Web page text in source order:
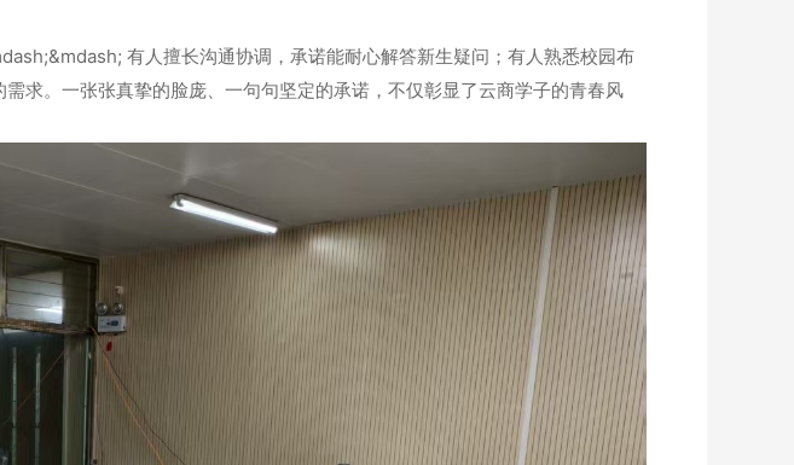
有人擅长沟通协调，承诺能耐心解答新生疑问；有人熟悉校园布
求。一张张真挚的脸庞、一句句坚定的承诺，不仅彰显了云商学子的青春风